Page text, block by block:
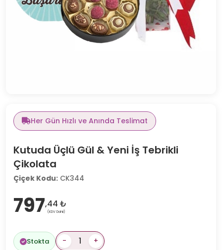
Her Gün Hızlı ve Anında Teslimat
Kutuda Üçlü Gül & Yeni İş Tebrikli
Çikolata
Çiçek Kodu: CK344
797,44 ₺
(KDV Dahil)
Stokta - +